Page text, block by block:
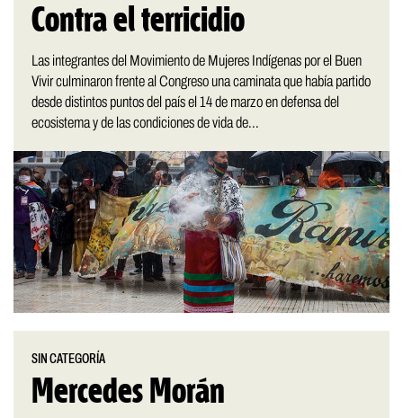
Contra el terricidio
Las integrantes del Movimiento de Mujeres Indígenas por el Buen
Vivir culminaron frente al Congreso una caminata que había partido
desde distintos puntos del país el 14 de marzo en defensa del
ecosistema y de las condiciones de vida de...
SIN CATEGORÍA
Mercedes Morán